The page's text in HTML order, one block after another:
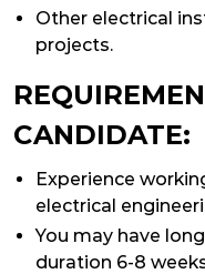
Other electrical
projects.
CANDIDATE:
Experience
electrical
You may have
duration 6-8